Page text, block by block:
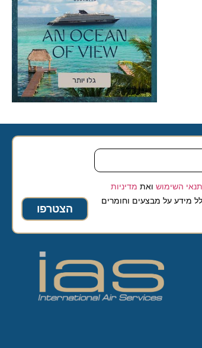
השימושואת מדיניות
על מבצעים וחומרים
הצטרפו